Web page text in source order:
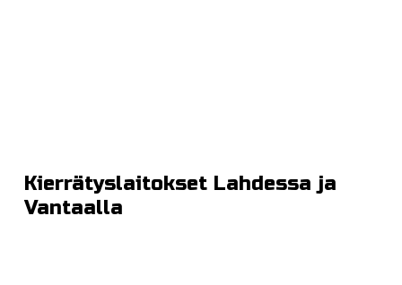
Kierrätyslaitokset Lahdessa ja
Vantaalla